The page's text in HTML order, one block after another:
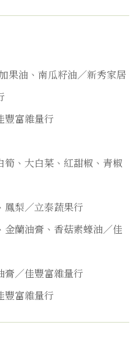
果油、南瓜籽油／新秀家居
豐富雜量行
、大白菜、紅甜椒、青椒
鳳梨／立泰蔬果行
蘭油膏、香菇素蠔油／佳
膏／佳豐富雜量行
豐富雜量行